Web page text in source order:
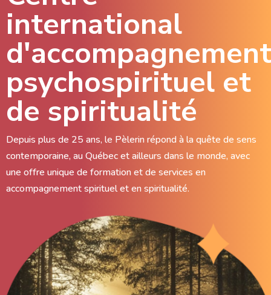
international
d'accompagnement
psychospirituel et
de spiritualité
Depuis plus de 25 ans, le Pèlerin répond à la quête de sens
contemporaine, au Québec et ailleurs dans le monde, avec
une offre unique de formation et de services en
accompagnement spirituel et en spiritualité.